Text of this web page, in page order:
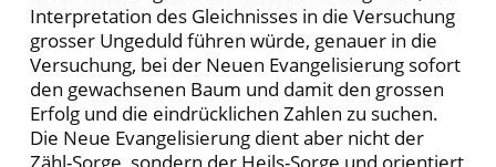
Interpretation des Gleichnisses in die Versuchung
grosser Ungeduld führen würde, genauer in die
Versuchung, bei der Neuen Evangelisierung sofort
den gewachsenen Baum und damit den grossen
Erfolg und die eindrücklichen Zahlen zu suchen.
Die Neue Evangelisierung dient aber nicht der